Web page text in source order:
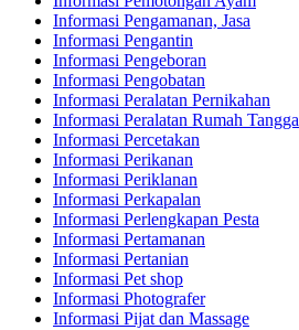
Informasi Pengamanan, Jasa
Informasi Pengantin
Informasi Pengeboran
Informasi Pengobatan
Informasi Peralatan Pernikahan
Informasi Peralatan Rumah Tangga
Informasi Percetakan
Informasi Perikanan
Informasi Periklanan
Informasi Perkapalan
Informasi Perlengkapan Pesta
Informasi Pertamanan
Informasi Pertanian
Informasi Pet shop
Informasi Photografer
Informasi Pijat dan Massage